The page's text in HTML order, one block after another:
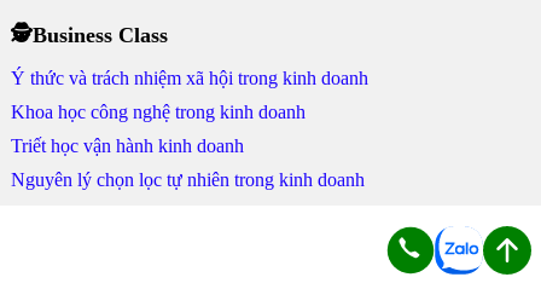
🕵Business Class
Ý thức và trách nhiệm xã hội trong kinh doanh
Khoa học công nghệ trong kinh doanh
Triết học vận hành kinh doanh
Nguyên lý chọn lọc tự nhiên trong kinh doanh